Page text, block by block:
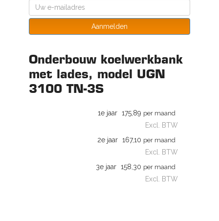
Aanmelden
Onderbouw koelwerkbank
met lades, model UGN
3100 TN-3S
1e jaar 175,89 per maand
Excl. BTW
2e jaar 167,10 per maand
Excl. BTW
3e jaar 158,30 per maand
Excl. BTW